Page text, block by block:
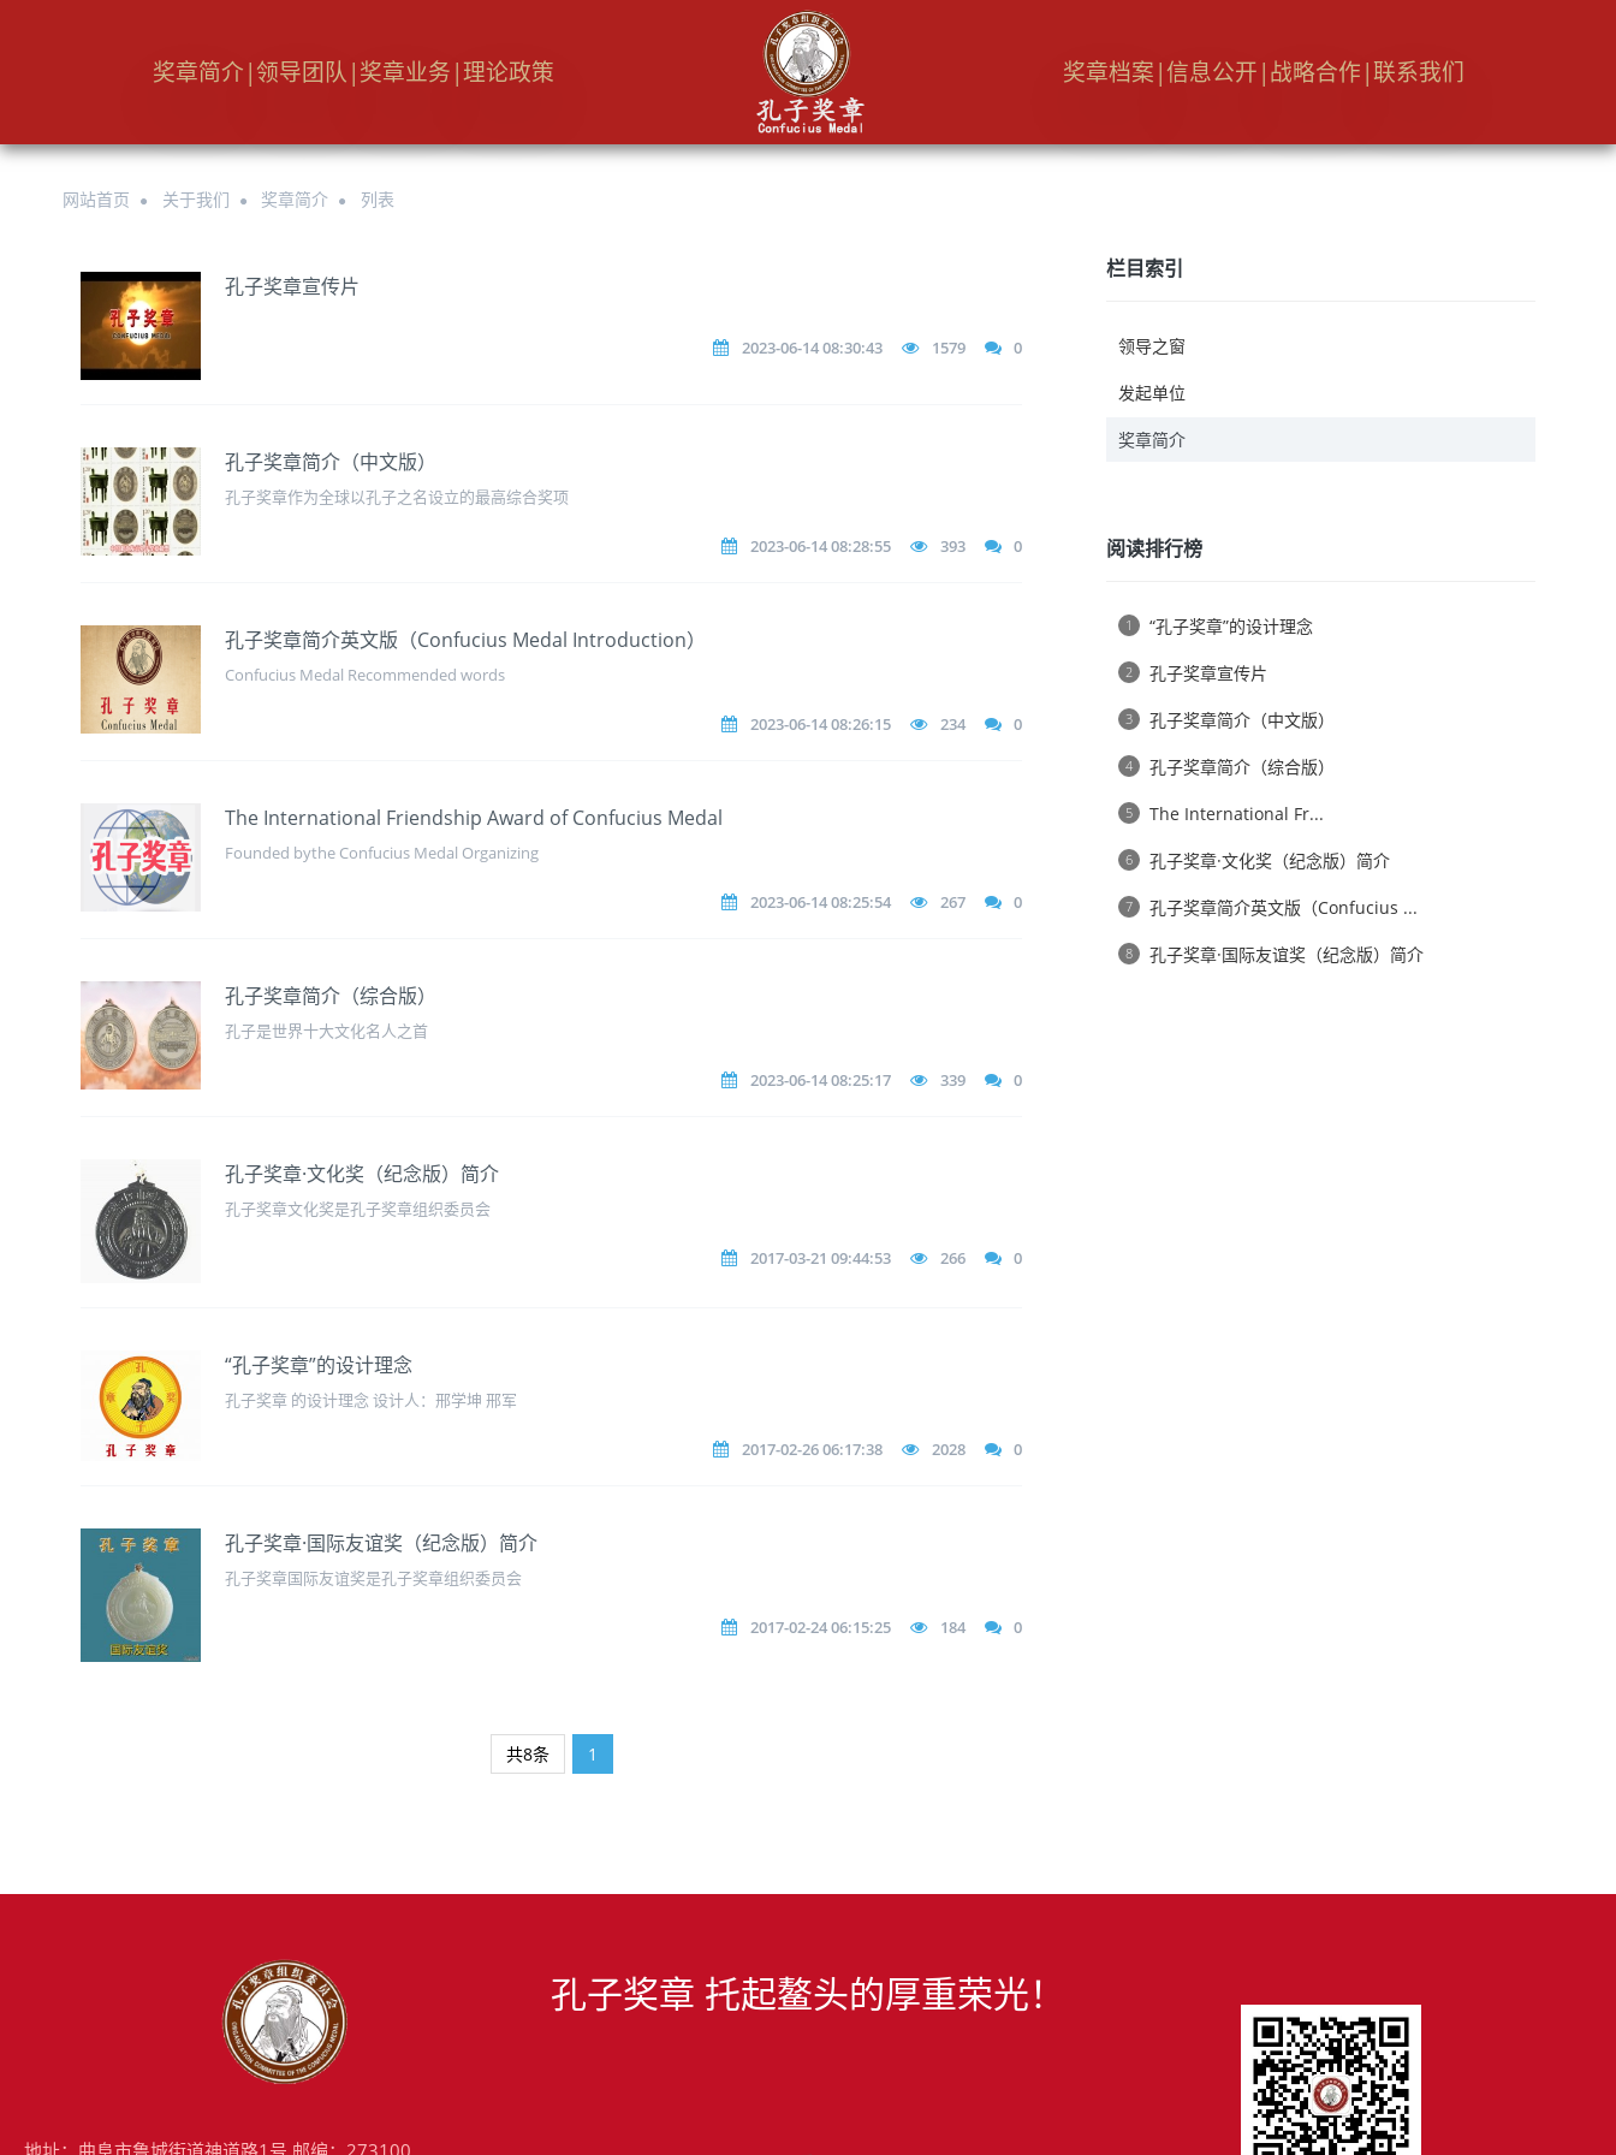
奖章简介 | 领导团队 | 奖章业务 |理论政策 奖章档案 |信息公开 | 战略合作 | 联系我们
网站首页 关于我们 奖章简介 列表
孔子奖章宣传片
2023-06-14 08:30:43 1579 0
孔子奖章简介（中文版）
孔子奖章作为全球以孔子之名设立的最高综合奖项
2023-06-14 08:28:55 393 0
孔子奖章简介英文版（Confucius Medal Introduction）
Confucius Medal Recommended words
2023-06-14 08:26:15 234 0
The International Friendship Award of Confucius Medal
Founded bythe Confucius Medal Organizing
2023-06-14 08:25:54 267 0
孔子奖章简介（综合版）
孔子是世界十大文化名人之首
2023-06-14 08:25:17 339 0
孔子奖章·文化奖（纪念版）简介
孔子奖章文化奖是孔子奖章组织委员会
2017-03-21 09:44:53 266 0
“孔子奖章”的设计理念
孔子奖章 的设计理念 设计人：邢学坤 邢军
2017-02-26 06:17:38 2028 0
孔子奖章·国际友谊奖（纪念版）简介
孔子奖章国际友谊奖是孔子奖章组织委员会
2017-02-24 06:15:25 184 0
共8条 1
栏目索引
领导之窗
发起单位
奖章简介
阅读排行榜
1 “孔子奖章”的设计理念
2 孔子奖章宣传片
3 孔子奖章简介（中文版）
4 孔子奖章简介（综合版）
5 The International Fr...
6 孔子奖章·文化奖（纪念版）简介
7 孔子奖章简介英文版（Confucius ...
8 孔子奖章·国际友谊奖（纪念版）简介
孔子奖章 托起鳌头的厚重荣光！